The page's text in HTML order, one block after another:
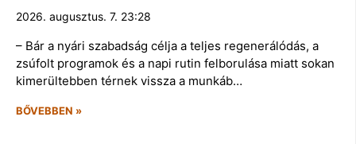
2026. augusztus. 7. 23:28
– Bár a nyári szabadság célja a teljes regenerálódás, a
zsúfolt programok és a napi rutin felborulása miatt sokan
kimerültebben térnek vissza a munkáb…
BŐVEBBEN »